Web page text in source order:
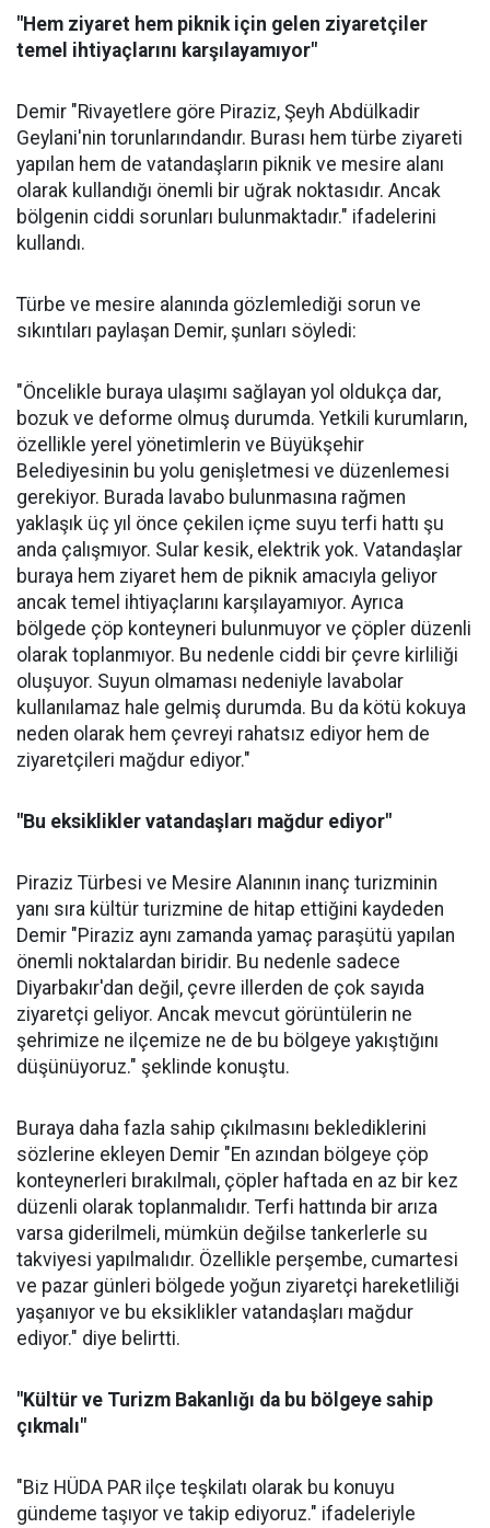
"Hem ziyaret hem piknik için gelen ziyaretçiler
temel ihtiyaçlarını karşılayamıyor"
Demir "Rivayetlere göre Piraziz, Şeyh Abdülkadir
Geylani'nin torunlarındandır. Burası hem türbe ziyareti
yapılan hem de vatandaşların piknik ve mesire alanı
olarak kullandığı önemli bir uğrak noktasıdır. Ancak
bölgenin ciddi sorunları bulunmaktadır." ifadelerini
kullandı.
Türbe ve mesire alanında gözlemlediği sorun ve
sıkıntıları paylaşan Demir, şunları söyledi:
"Öncelikle buraya ulaşımı sağlayan yol oldukça dar,
bozuk ve deforme olmuş durumda. Yetkili kurumların,
özellikle yerel yönetimlerin ve Büyükşehir
Belediyesinin bu yolu genişletmesi ve düzenlemesi
gerekiyor. Burada lavabo bulunmasına rağmen
yaklaşık üç yıl önce çekilen içme suyu terfi hattı şu
anda çalışmıyor. Sular kesik, elektrik yok. Vatandaşlar
buraya hem ziyaret hem de piknik amacıyla geliyor
ancak temel ihtiyaçlarını karşılayamıyor. Ayrıca
bölgede çöp konteyneri bulunmuyor ve çöpler düzenli
olarak toplanmıyor. Bu nedenle ciddi bir çevre kirliliği
oluşuyor. Suyun olmaması nedeniyle lavabolar
kullanılamaz hale gelmiş durumda. Bu da kötü kokuya
neden olarak hem çevreyi rahatsız ediyor hem de
ziyaretçileri mağdur ediyor."
"Bu eksiklikler vatandaşları mağdur ediyor"
Piraziz Türbesi ve Mesire Alanının inanç turizminin
yanı sıra kültür turizmine de hitap ettiğini kaydeden
Demir "Piraziz aynı zamanda yamaç paraşütü yapılan
önemli noktalardan biridir. Bu nedenle sadece
Diyarbakır'dan değil, çevre illerden de çok sayıda
ziyaretçi geliyor. Ancak mevcut görüntülerin ne
şehrimize ne ilçemize ne de bu bölgeye yakıştığını
düşünüyoruz." şeklinde konuştu.
Buraya daha fazla sahip çıkılmasını beklediklerini
sözlerine ekleyen Demir "En azından bölgeye çöp
konteynerleri bırakılmalı, çöpler haftada en az bir kez
düzenli olarak toplanmalıdır. Terfi hattında bir arıza
varsa giderilmeli, mümkün değilse tankerlerle su
takviyesi yapılmalıdır. Özellikle perşembe, cumartesi
ve pazar günleri bölgede yoğun ziyaretçi hareketliliği
yaşanıyor ve bu eksiklikler vatandaşları mağdur
ediyor." diye belirtti.
"Kültür ve Turizm Bakanlığı da bu bölgeye sahip
çıkmalı"
"Biz HÜDA PAR ilçe teşkilatı olarak bu konuyu
gündeme taşıyor ve takip ediyoruz." ifadeleriyle